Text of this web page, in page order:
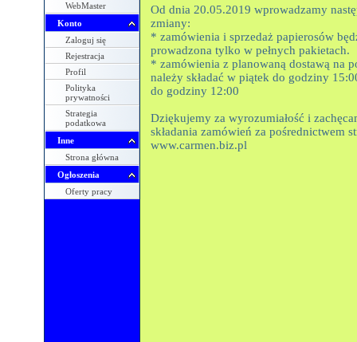
WebMaster
Konto
Zaloguj się
Rejestracja
Profil
Polityka
prywatności
Strategia
podatkowa
Inne
Strona główna
Ogłoszenia
Oferty pracy
Od dnia 20.05.2019 wprowadzamy
zmiany:
* zamówienia i sprzedaż papierosów
prowadzona tylko w pełnych pakietach.
* zamówienia z planowaną dostawą na
należy składać w piątek do godziny
do godziny 12:00
Dziękujemy za wyrozumiałość i
składania zamówień za pośrednictwem
www.carmen.biz.pl